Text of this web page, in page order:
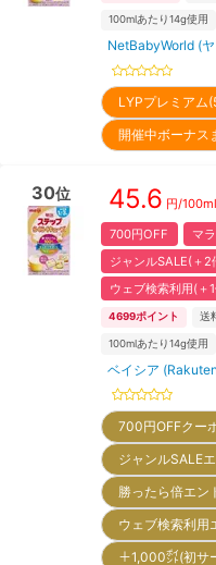
100mlあたり14g使用
NetBabyWorld (
LYPプレミア
開催中ボーナ
30位 45.6 円/100ml
700円OFF
マ
ジャンルSALE(＋2
ウェブ検索利用(＋
4699ポイント 送
100mlあたり14g使用
ベイシア
700円OFFクー
ジャンルSALE
勝ったら倍エ
ウェブ検索利
＋1,000㌽(初